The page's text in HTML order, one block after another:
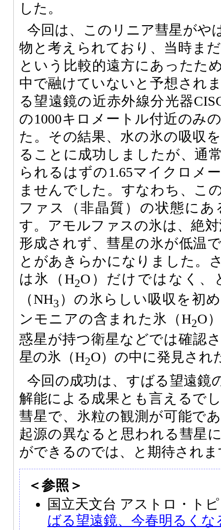
した。
今回は、このリニア彗星がや
物と考えられており、当時ま
という比較的遠方にあったた
中で融けていないと予想され
る望遠鏡の近赤外線分光器
の1000キロメートル付近のみ
た。その結果、水の氷の吸収
ることに成功しましたが、通
られるはずの1.65マイクロメ
ませんでした。すなわち、こ
ファス（非晶質）の状態に
す。アモルファスの氷は、絶
形成されず、彗星の氷が低温
とがあきらかになりました。
は氷（H2O）だけではなく
（NH3 ）の氷らしい吸収を初
ンモニアの含まれた氷（H2O
惑星が持つ衛星などでは確認
星の氷（H2O）の中に発見され
今回の成功は、すばる望遠鏡
解能による成果とも言えるで
彗星で、氷粒の観測が可能で
起源の異なると思われる彗星
ができるのでは、と期待され
＜参照＞
国立天文台 アストロ・ト
ばる望遠鏡、今春明るく